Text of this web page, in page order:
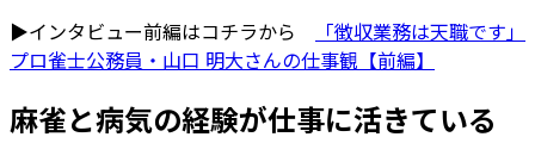
▶インタビュー前編はコチラから
「徴収業務は天職です」
プロ雀士公務員・山口 明大さんの仕事観【前編】
麻雀と病気の経験が仕事に活きている